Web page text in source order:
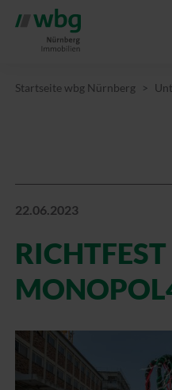
Startseite wbg Nürnberg
22.06.2023